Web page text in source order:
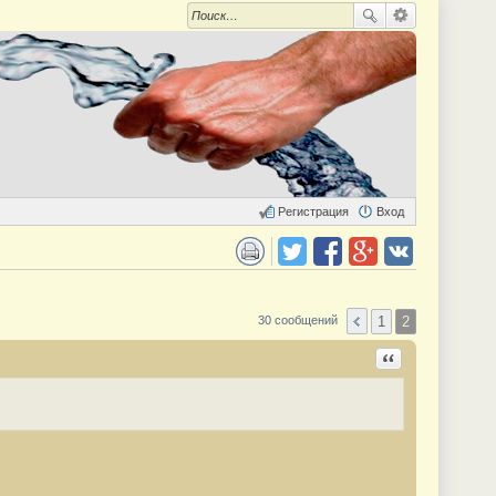
Вход
Регистрация
30 сообщений 1 2
Ответить с